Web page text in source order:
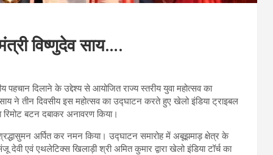
विष्णुदेव साय….
पहचान दिलाने के उद्देश्य से आयोजित राज्य स्तरीय युवा महोत्सव का
ने तीन दिवसीय इस महोत्सव का उद्घाटन करते हुए खेलो इंडिया ट्राइबल
रिमोट बटन दबाकर अनावरण किया।
अर्पित कर नमन किया। उद्घाटन समारोह में अबूझमाड़ क्षेत्र के
एवं एथलेटिक्स खिलाड़ी श्री अमित कुमार द्वारा खेलो इंडिया टॉर्च का